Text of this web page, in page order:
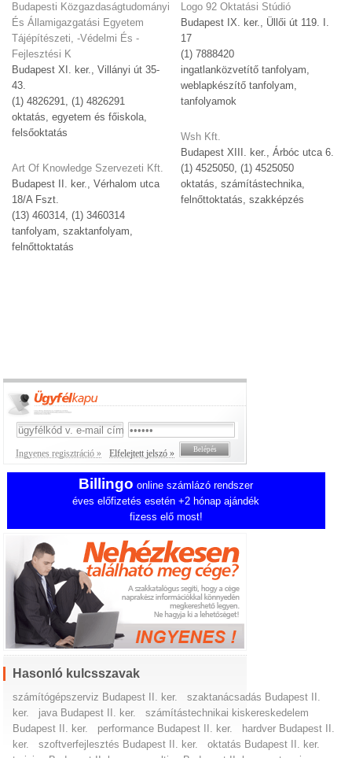
Budapesti Közgazdaságtudományi
És Államigazgatási Egyetem
Tájépítészeti, -Védelmi És -
Fejlesztési K
Budapest XI. ker., Villányi út 35-
43.
(1) 4826291, (1) 4826291
oktatás, egyetem és főiskola,
felsőoktatás
Art Of Knowledge Szervezeti Kft.
Budapest II. ker., Vérhalom utca
18/A Fszt.
(13) 460314, (1) 3460314
tanfolyam, szaktanfolyam,
felnőttoktatás
Logo 92 Oktatási Stúdió
Budapest IX. ker., Üllői út 119. I.
17
(1) 7888420
ingatlanközvetítő tanfolyam,
weblapkészítő tanfolyam,
tanfolyamok
Wsh Kft.
Budapest XIII. ker., Árbóc utca 6.
(1) 4525050, (1) 4525050
oktatás, számítástechnika,
felnőttoktatás, szakképzés
Ingyenes regisztráció » Elfelejtett jelszó »
Billingo online számlázó rendszer
éves előfizetés esetén +2 hónap ajándék
fizess elő most!
Hasonló kulcsszavak
számítógépszerviz Budapest II. ker.
szaktanácsadás Budapest II.
ker.
java Budapest II. ker.
számítástechnikai kiskereskedelem
Budapest II. ker.
performance Budapest II. ker.
hardver Budapest II.
ker.
szoftverfejlesztés Budapest II. ker.
oktatás Budapest II. ker.